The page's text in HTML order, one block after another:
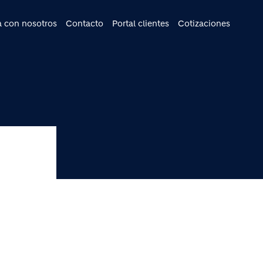
con nosotros Contacto Portal clientes Cotizaciones